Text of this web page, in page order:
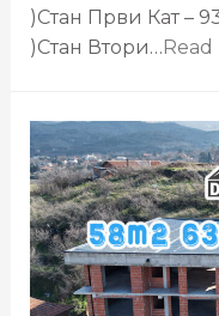
)Стан Први Кат –
)Стан Втори…